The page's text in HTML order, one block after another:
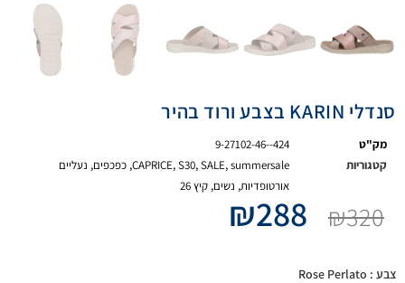
סנדלי KARIN בצבע ורוד בהיר
מק"ט
9-27102-46--424
קטגוריות
CAPRICE,S30,SALE,summersale
, כפכפים, נעליים
אורטופדיות, נשים, קיץ 26
₪320
₪288
צבע : Rose Perlato